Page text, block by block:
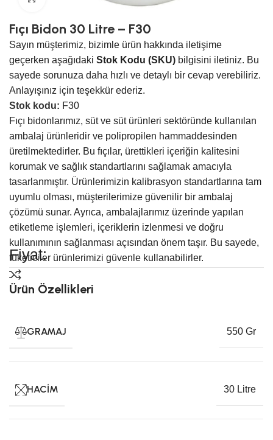
Fıçı Bidon 30 Litre – F30
Sayın müşterimiz, bizimle ürün hakkında iletişime
geçerken aşağıdaki Stok Kodu (SKU) bilgisini iletiniz. Bu
sayede sorunuza daha hızlı ve detaylı bir cevap verebiliriz.
Anlayışınız için teşekkür ederiz.
Stok kodu: F30
Fıçı bidonlarımız, süt ve süt ürünleri sektöründe kullanılan
ambalaj ürünleridir ve polipropilen hammaddesinden
üretilmektedirler. Bu fıçılar, ürettikleri içeriğin kalitesini
korumak ve sağlık standartlarını sağlamak amacıyla
tasarlanmıştır. Ürünlerimizin kalibrasyon standartlarına tam
uyumlu olması, müşterilerimize güvenilir bir ambalaj
çözümü sunar. Ayrıca, ambalajlarımız üzerinde yapılan
etiketleme işlemleri, içeriklerin izlenmesi ve doğru
kullanımının sağlanması açısından önem taşır. Bu sayede,
tüketiciler ürünlerimizi güvenle kullanabilirler.
Fiyat:
Ürün Özellikleri
GRAMAJ 550 Gr
HACIM 30 Litre